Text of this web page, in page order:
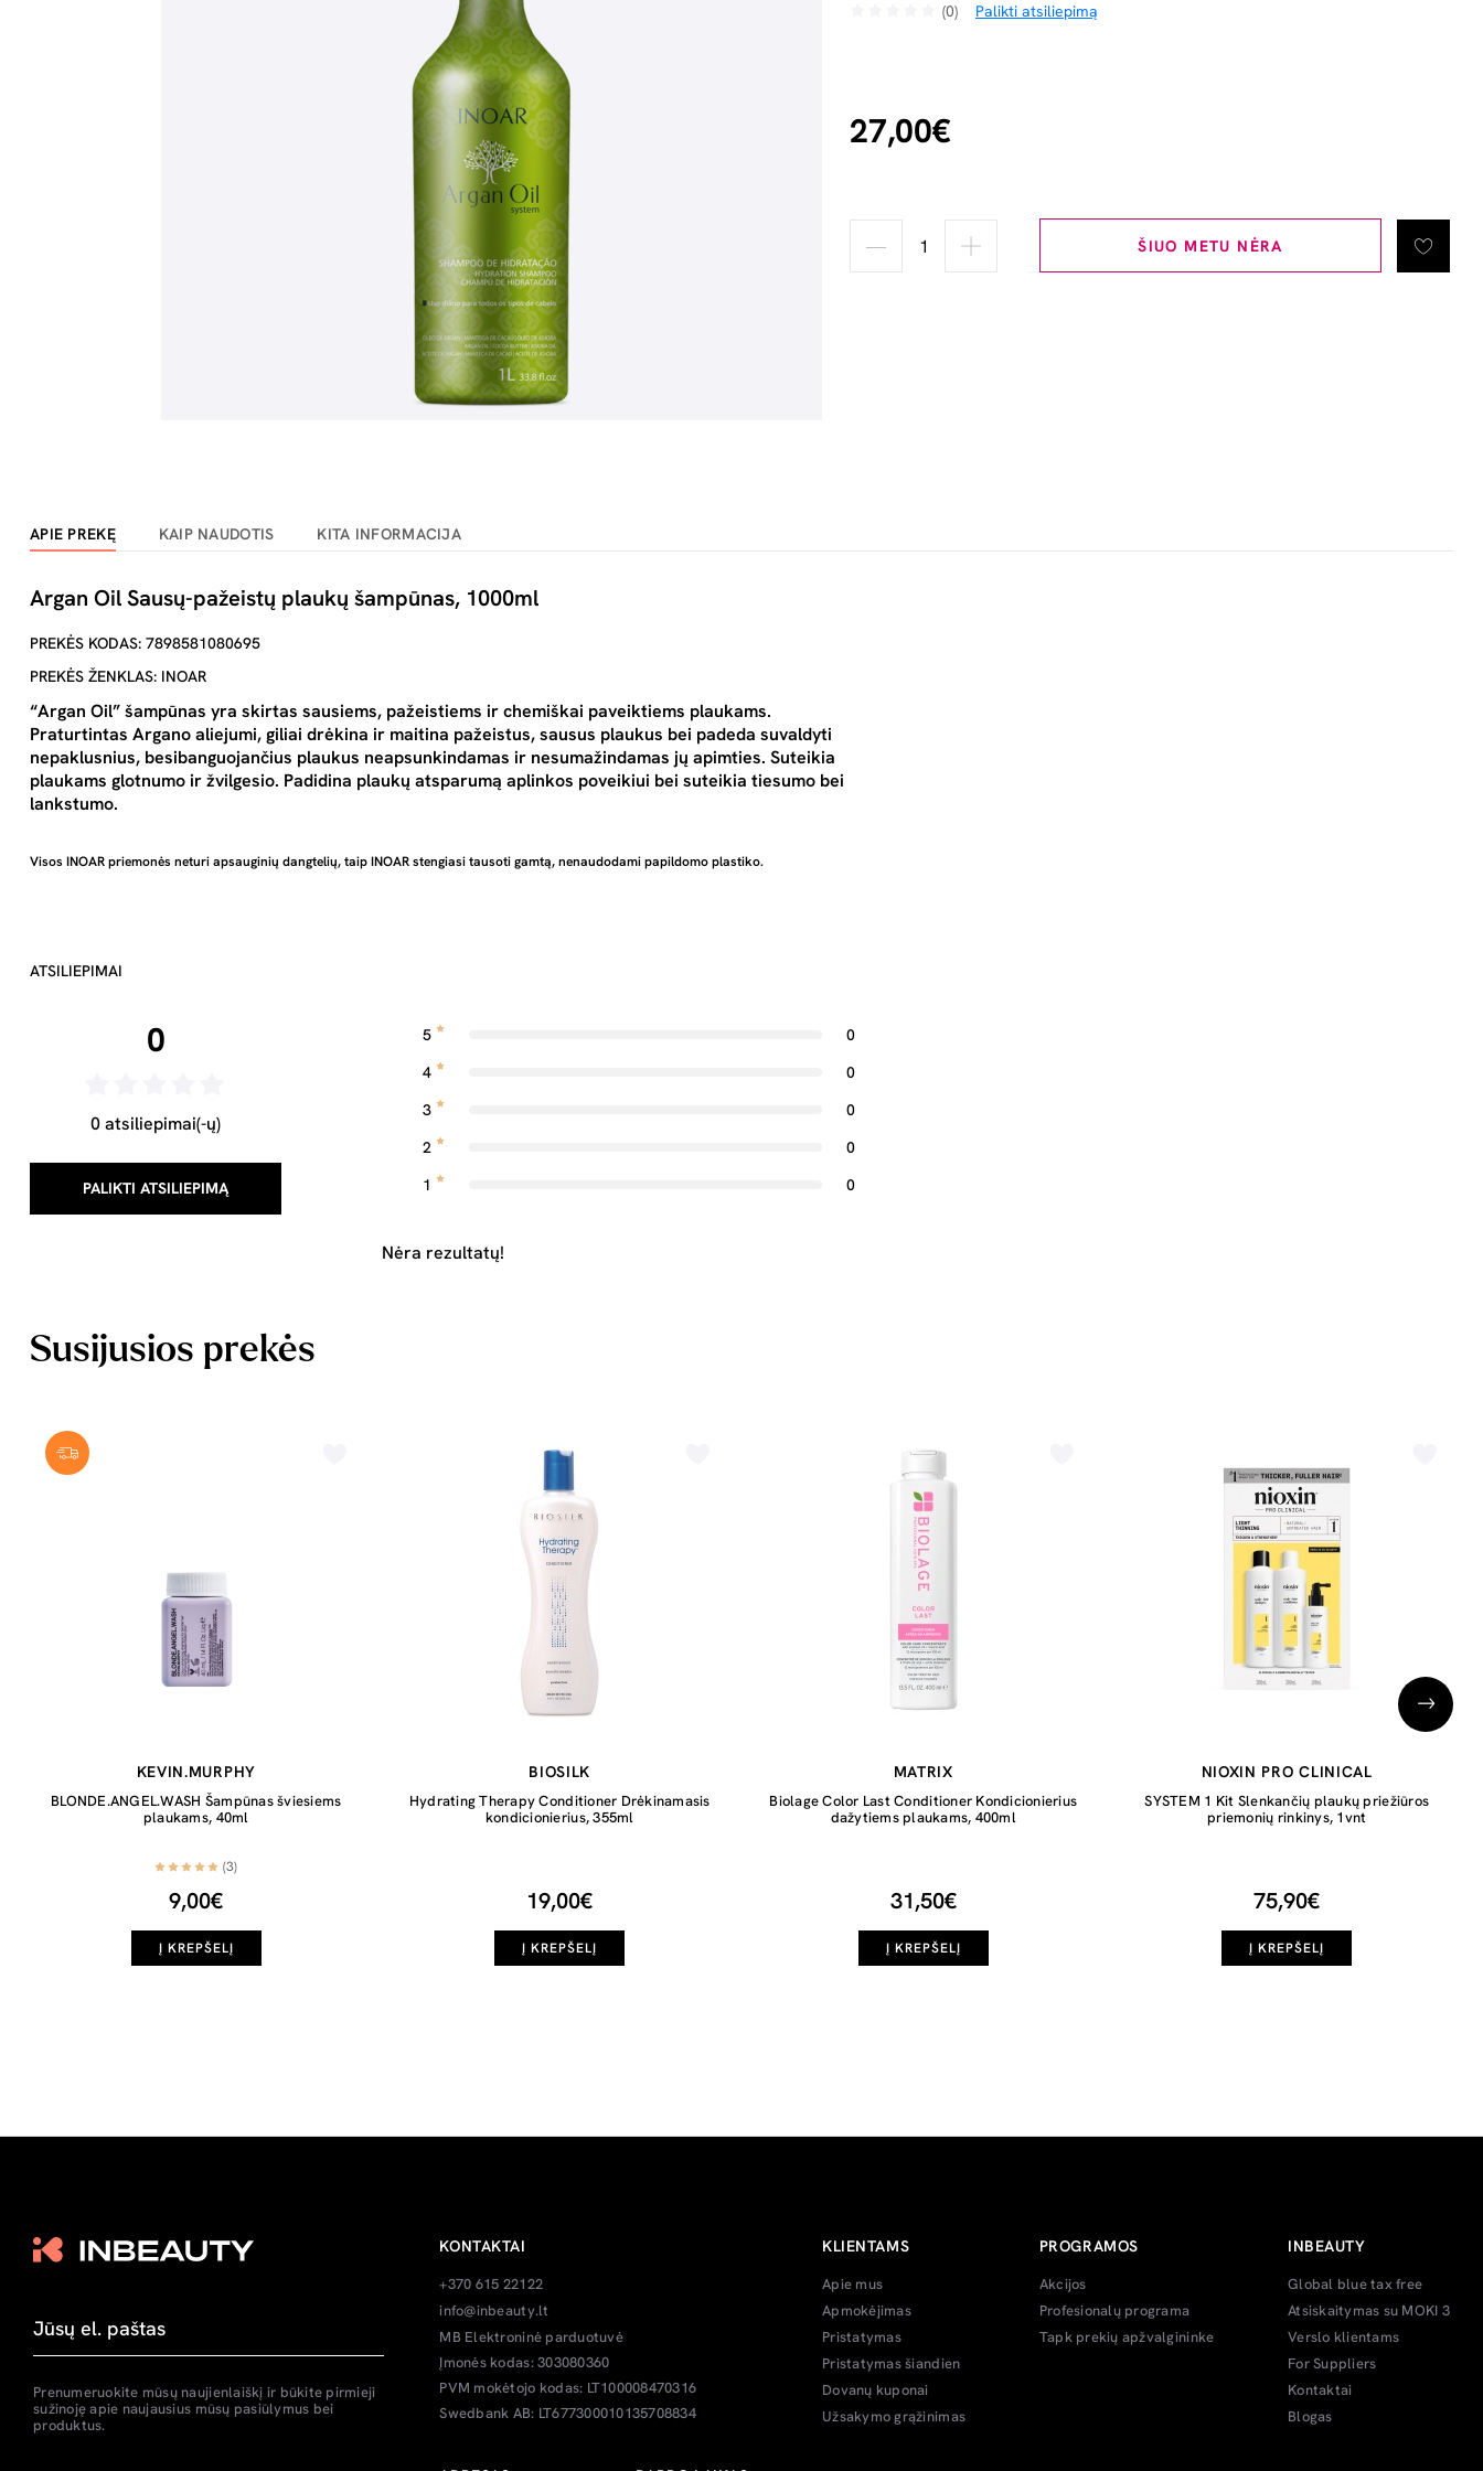
(0) Palikti atsiliepimą
27,00€
ŠIUO METU NĖRA
APIE PREKĘ KAIP NAUDOTIS KITA INFORMACIJA
Argan Oil Sausų-pažeistų plaukų šampūnas, 1000ml
PREKĖS KODAS: 7898581080695
PREKĖS ŽENKLAS: INOAR
“Argan Oil” šampūnas yra skirtas sausiems, pažeistiems ir chemiškai paveiktiems plaukams.
Praturtintas Argano aliejumi, giliai drėkina ir maitina pažeistus, sausus plaukus bei padeda suvaldyti
nepaklusnius, besibanguojančius plaukus neapsunkindamas ir nesumažindamas jų apimties. Suteikia
plaukams glotnumo ir žvilgesio. Padidina plaukų atsparumą aplinkos poveikiui bei suteikia tiesumo bei
lankstumo.
Visos INOAR priemonės neturi apsauginių dangtelių, taip INOAR stengiasi tausoti gamtą, nenaudodami papildomo plastiko.
ATSILIEPIMAI
0
0 atsiliepimai(-ų)
PALIKTI ATSILIEPIMĄ
5
0
4
0
3
0
2
0
1
0
Nėra rezultatų!
Susijusios prekės
KEVIN.MURPHY
BLONDE.ANGEL.WASH Šampūnas šviesiems
plaukams, 40ml
(3)
9,00€
Į KREPŠELĮ
BIOSILK
Hydrating Therapy Conditioner Drėkinamasis
kondicionierius, 355ml
19,00€
Į KREPŠELĮ
MATRIX
Biolage Color Last Conditioner Kondicionierius
dažytiems plaukams, 400ml
31,50€
Į KREPŠELĮ
NIOXIN PRO CLINICAL
SYSTEM 1 Kit Slenkančių plaukų priežiūros
priemonių rinkinys, 1vnt
75,90€
Į KREPŠELĮ
Prenumeruokite mūsų naujienlaiškį ir būkite pirmieji
sužinoję apie naujausius mūsų pasiūlymus bei
produktus.
KONTAKTAI
+370 615 22122
info@inbeauty.lt
MB Elektroninė parduotuvė
Įmonės kodas: 303080360
PVM mokėtojo kodas: LT100008470316
Swedbank AB: LT677300010135708834
KLIENTAMS
Apie mus
Apmokėjimas
Pristatymas
Pristatymas šiandien
Dovanų kuponai
Užsakymo grąžinimas
PROGRAMOS
Akcijos
Profesionalų programa
Tapk prekių apžvalgininke
INBEAUTY
Global blue tax free
Atsiskaitymas su MOKI 3
Verslo klientams
For Suppliers
Kontaktai
Blogas